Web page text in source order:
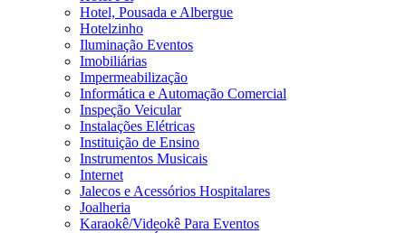
Hotel, Pousada e Albergue
Hotelzinho
Iluminação Eventos
Imobiliárias
Impermeabilização
Informática e Automação Comercial
Inspeção Veicular
Instalações Elétricas
Instituição de Ensino
Instrumentos Musicais
Internet
Jalecos e Acessórios Hospitalares
Joalheria
Karaokê/Videokê Para Eventos